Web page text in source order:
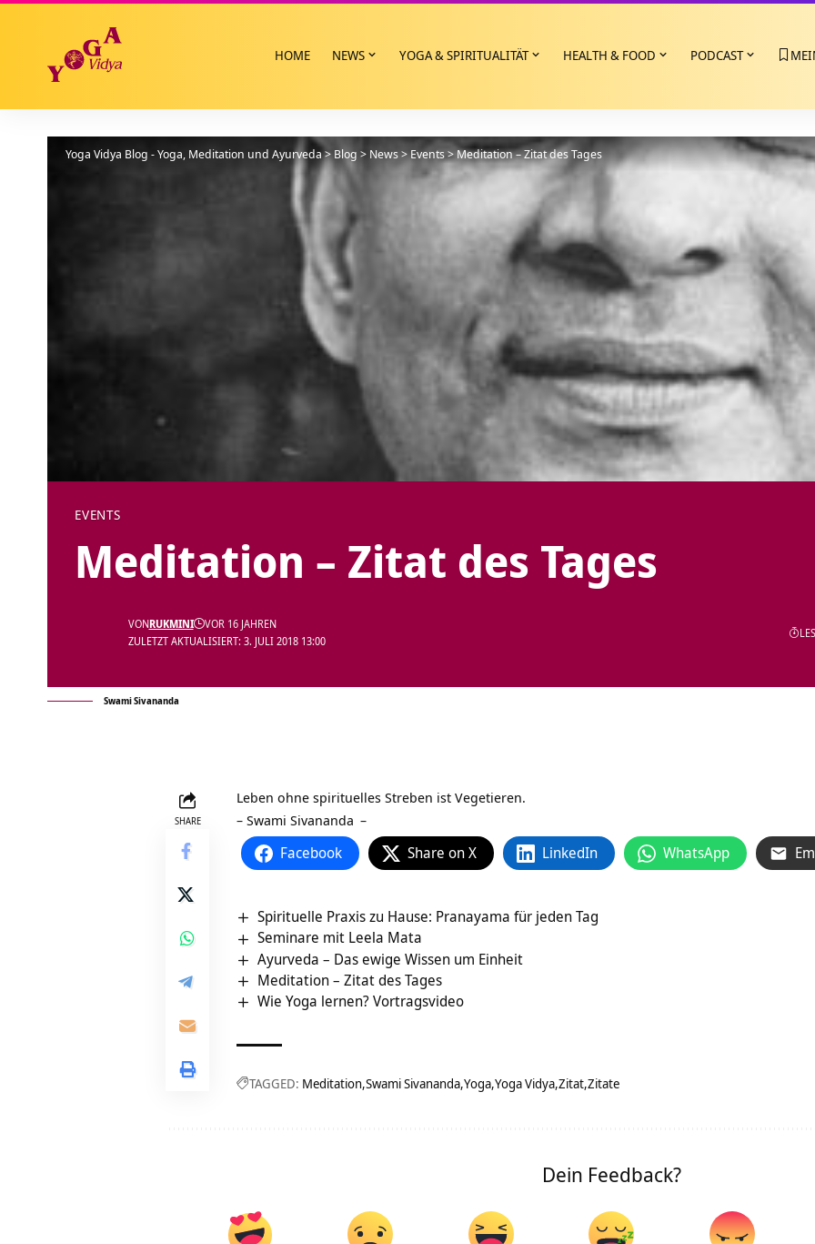
HOME NEWS YOGA & SPIRITUALITÄT HEALTH & FOOD PODCAST
Yoga Vidya Blog - Yoga, Meditation und Ayurveda> Blog > News>Events>Meditation – Zitat des Tages
EVENTS
Meditation – Zitat des Tages
ZULETZT AKTUALISIERT: 3. JULI 2018 13:00
VONRUKMINI VOR 16 JAHREN
Swami Sivananda
SHARE
Leben ohne spirituelles Streben ist Vegetieren.
– Swami Sivananda –
Facebook Share on X LinkedIn WhatsApp
Spirituelle Praxis zu Hause: Pranayama für jeden Tag
Seminare mit Leela Mata
Ayurveda – Das ewige Wissen um Einheit
Meditation – Zitat des Tages
Wie Yoga lernen? Vortragsvideo
TAGGED: Meditation Swami Sivananda Yoga Yoga Vidya Zitat Zitate
Dein Feedback?